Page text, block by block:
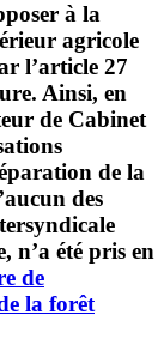
à la
agricole
l’article 27
Ainsi, en
de Cabinet
de la
des
n’a été pris en
de
la forêt